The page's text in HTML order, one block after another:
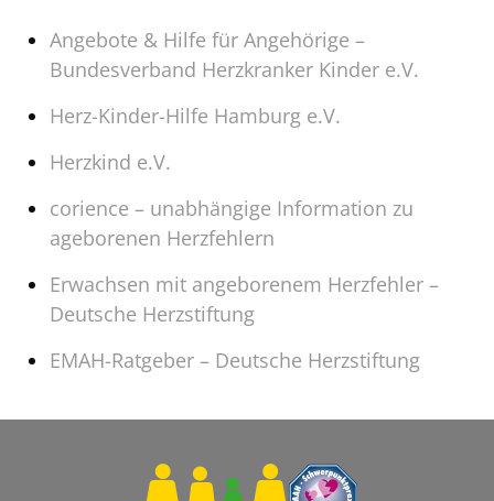
Angebote & Hilfe für Angehörige –
Bundesverband Herzkranker Kinder e.V.
Herz-Kinder-Hilfe Hamburg e.V.
Herzkind e.V.
corience – unabhängige Information zu
ageborenen Herzfehlern
Erwachsen mit angeborenem Herzfehler –
Deutsche Herzstiftung
EMAH-Ratgeber – Deutsche Herzstiftung